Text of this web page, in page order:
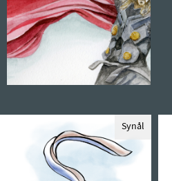
Synål